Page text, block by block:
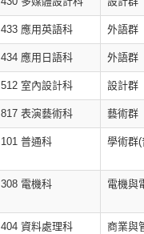
433 應用英語科 外語群
434 應用日語科 外語群
512 室內設計科 設計群
817 表演藝術科 藝術群
101 普通科 學術群
308 電機科 電機與
404 資料處理科 商業與